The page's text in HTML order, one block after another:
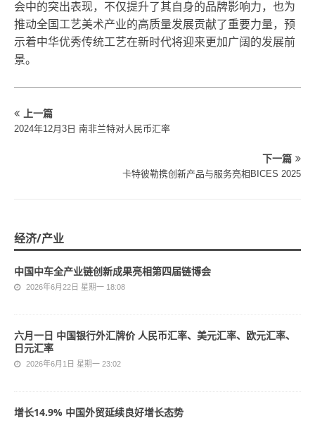
会中的突出表现，不仅提升了其自身的品牌影响力，也为
推动全国工艺美术产业的高质量发展贡献了重要力量，预
示着中华优秀传统工艺在新时代将迎来更加广阔的发展前
景。
上一篇
2024年12月3日 南非兰特对人民币汇率
下一篇
卡特彼勒携创新产品与服务亮相BICES 2025
经济/产业
中国中车全产业链创新成果亮相第四届链博会
2026年6月22日 星期一 18:08
六月一日 中国银行外汇牌价 人民币汇率、美元汇率、欧元汇率、
日元汇率
2026年6月1日 星期一 23:02
增长14.9% 中国外贸延续良好增长态势